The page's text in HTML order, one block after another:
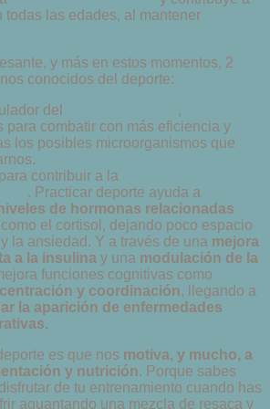
todas las edades, al mantener
y más en estos momentos, 2
conocidos del deporte:
del
,
para combatir con más eficiencia y
los posibles microorganismos que
contribuir a la
. Practicar deporte ayuda a
de hormonas relacionadas
como el cortisol, dejando poco espacio
la ansiedad. Y a través de una mejora
a la insulina y una modulación de la
funciones cognitivas como
y coordinación, llegando a
la aparición de enfermedades
es que nos motiva, y mucho, a
y nutrición. Porque sabes
de tu entrenamiento cuando has
aguantando una mezcla de resaca y